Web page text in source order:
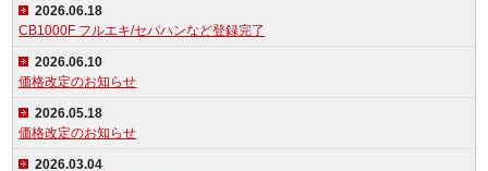
2026.06.18
CB1000F フルエキ/セパハンなど登録完了
2026.06.10
価格改定のお知らせ
2026.05.18
価格改定のお知らせ
2026.03.04